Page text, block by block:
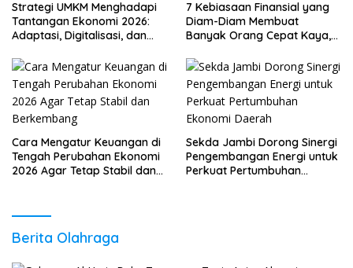
Strategi UMKM Menghadapi
Tantangan Ekonomi 2026:
Adaptasi, Digitalisasi, dan
7 Kebiasaan Finansial yang
Diam-Diam Membuat
Banyak Orang Cepat Kaya,
Cara Mengatur Keuangan di
Tengah Perubahan Ekonomi
2026 Agar Tetap Stabil dan
Sekda Jambi Dorong Sinergi
Pengembangan Energi untuk
Perkuat Pertumbuhan
Berita Olahraga